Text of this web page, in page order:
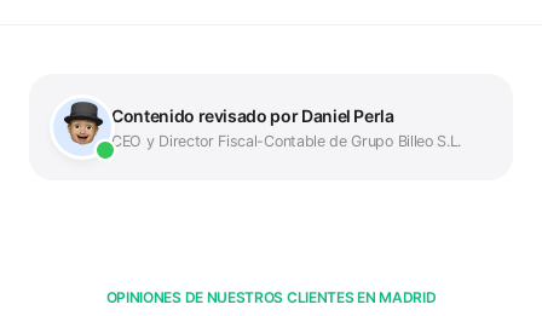
Contenido revisado por Daniel Perla
CEO y Director Fiscal-Contable de Grupo Billeo S.L.
OPINIONES DE NUESTROS CLIENTES EN MADRID